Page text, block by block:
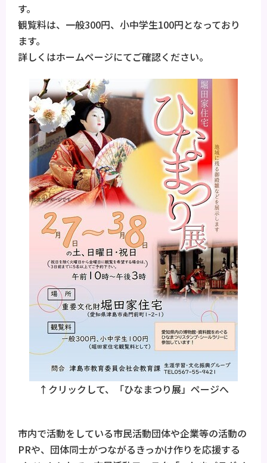
す。
観覧料は、一般300円、小中学生100円となっており
ます。
詳しくはホームページにてご確認ください。
↑クリックして、「ひなまつり展」ページへ
市内で活動をしている市民活動団体や企業等の活動の
PRや、団体同士がつながるきっかけ作りを応援する